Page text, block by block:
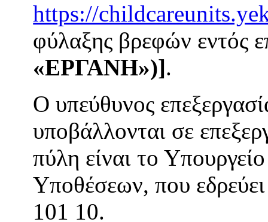
https://
φύλαξης βρεφών εντός
«ΕΡΓΑΝΗ»)].
Ο υπεύθυνος
υποβάλλονται σε
πύλη είναι το
Υποθέσεων, που
101 10.